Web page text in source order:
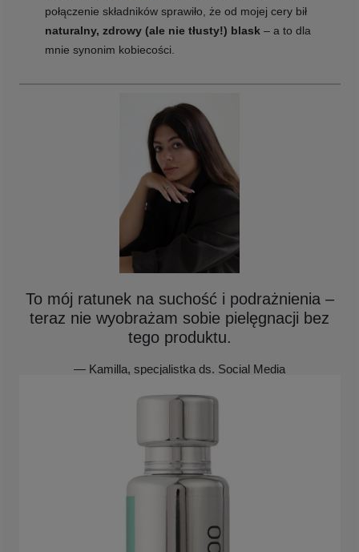
połączenie składników sprawiło, że od mojej cery bił
naturalny, zdrowy (ale nie tłusty!) blask– a to dla
mnie synonim kobiecości.
To mój ratunek na suchość i podrażnienia –
teraz nie wyobrażam sobie pielęgnacji bez
tego produktu.
— Kamilla, specjalistka ds. Social Media